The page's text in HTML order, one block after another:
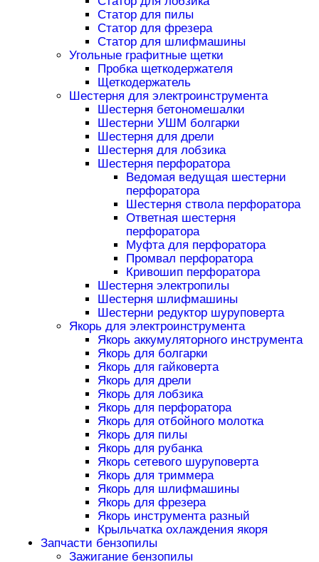
Статор для пилы
Статор для фрезера
Статор для шлифмашины
Угольные графитные щетки
Пробка щеткодержателя
Щеткодержатель
Шестерня для электроинструмента
Шестерня бетономешалки
Шестерни УШМ болгарки
Шестерня для дрели
Шестерня для лобзика
Шестерня перфоратора
Ведомая ведущая шестерни
перфоратора
Шестерня ствола перфоратора
Ответная шестерня
перфоратора
Муфта для перфоратора
Промвал перфоратора
Кривошип перфоратора
Шестерня электропилы
Шестерня шлифмашины
Шестерни редуктор шуруповерта
Якорь для электроинструмента
Якорь аккумуляторного инструмента
Якорь для болгарки
Якорь для гайковерта
Якорь для дрели
Якорь для лобзика
Якорь для перфоратора
Якорь для отбойного молотка
Якорь для пилы
Якорь для рубанка
Якорь сетевого шуруповерта
Якорь для триммера
Якорь для шлифмашины
Якорь для фрезера
Якорь инструмента разный
Крыльчатка охлаждения якоря
Запчасти бензопилы
Зажигание бензопилы